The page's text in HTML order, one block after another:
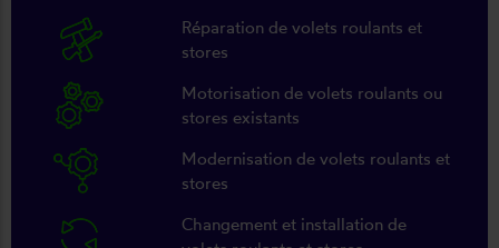
Réparation de volets roulants et
stores
Motorisation de volets roulants ou
stores existants
Modernisation de volets roulants et
stores
Changement et installation de